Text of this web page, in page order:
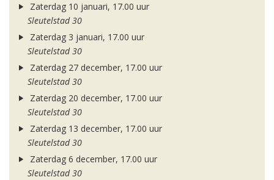
Zaterdag 10 januari, 17.00 uur
Sleutelstad 30
Zaterdag 3 januari, 17.00 uur
Sleutelstad 30
Zaterdag 27 december, 17.00 uur
Sleutelstad 30
Zaterdag 20 december, 17.00 uur
Sleutelstad 30
Zaterdag 13 december, 17.00 uur
Sleutelstad 30
Zaterdag 6 december, 17.00 uur
Sleutelstad 30